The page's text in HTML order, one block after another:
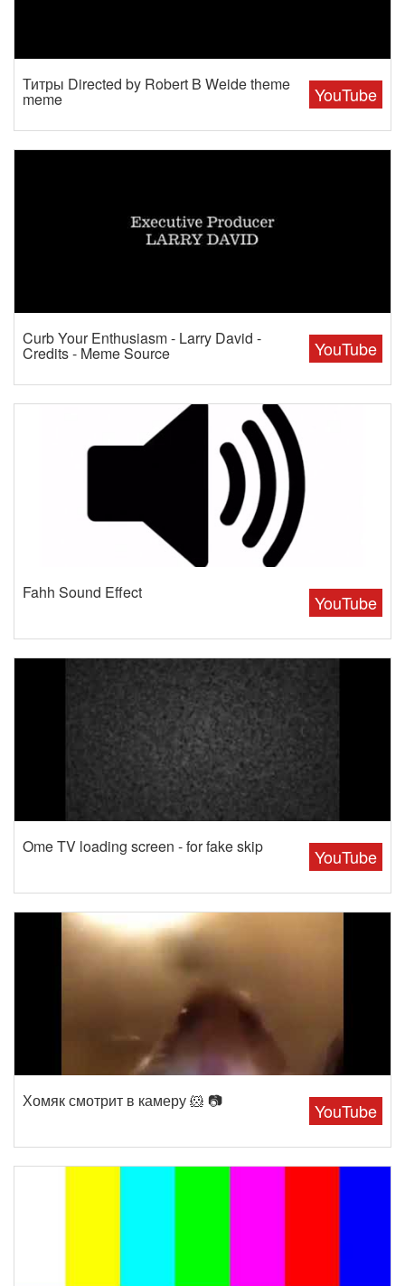
YouTube
Титры Directed by Robert B Weide theme
meme
YouTube
Curb Your Enthusiasm - Larry David -
Credits - Meme Source
YouTube
Fahh Sound Effect
YouTube
Ome TV loading screen - for fake skip
YouTube
Хомяк смотрит в камеру 🐹 📷